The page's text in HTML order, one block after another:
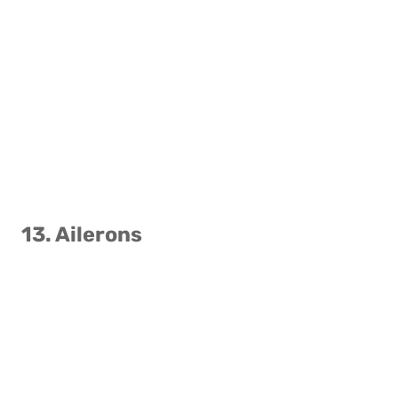
13. Ailerons